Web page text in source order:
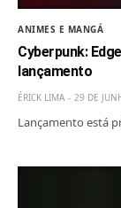
ANIMES E MANGÁ
Cyberpunk:
lançamento
ÉRICK LIMA 29 DE
Lançamento está